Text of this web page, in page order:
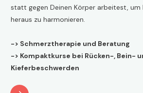
statt gegen Deinen Körper arbeitest, um
heraus zu harmonieren.
-> Schmerztherapie und Beratung
-> Kompaktkurse bei Rücken-, Bein-
Kieferbeschwerden